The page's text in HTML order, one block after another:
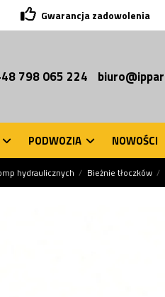
Gwarancja zadowolenia
798 065 224
PODWOZIA NOWOŚCI
hydraulicznych Bieżnie tłoczków